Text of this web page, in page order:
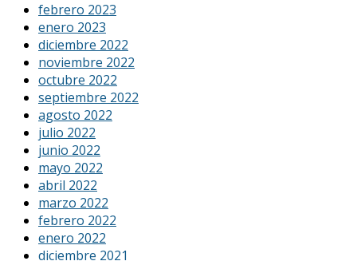
febrero 2023
enero 2023
diciembre 2022
noviembre 2022
octubre 2022
septiembre 2022
agosto 2022
julio 2022
junio 2022
mayo 2022
abril 2022
marzo 2022
febrero 2022
enero 2022
diciembre 2021